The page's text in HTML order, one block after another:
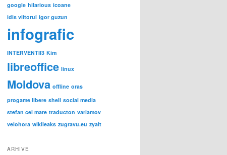
google hilarious icoane
idis viitorul igor guzun
infografic
INTERVENTII3 Kim
libreoffice linux
Moldova offline oras
progame libere shell social media
stefan cel mare traducton varlamov
velohora wikileaks zugravu.eu zyalt
ARHIVE